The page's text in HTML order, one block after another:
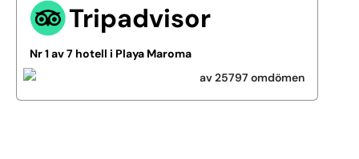
Tripadvisor
Nr 1 av 7 hotell i Playa Maroma
av 25797 omdömen